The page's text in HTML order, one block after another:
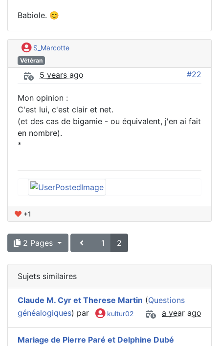
Babiole. 😊
S_Marcotte
Vétéran
5 years ago #22
Mon opinion :
C'est lui, c'est clair et net.
(et des cas de bigamie - ou équivalent, j'en ai fait
en nombre).
*
+1
2 Pages 1 2
Sujets similaires
Claude M. Cyr et Therese Martin (Questions
généalogiques) par kultur02 a year ago
Mariage de Pierre Paré et Delphine Dubé